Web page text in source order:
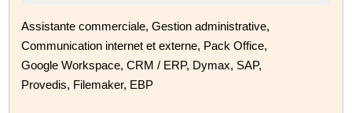
Assistante commerciale, Gestion administrative,
Communication internet et externe, Pack Office,
Google Workspace, CRM / ERP, Dymax, SAP,
Provedis, Filemaker, EBP